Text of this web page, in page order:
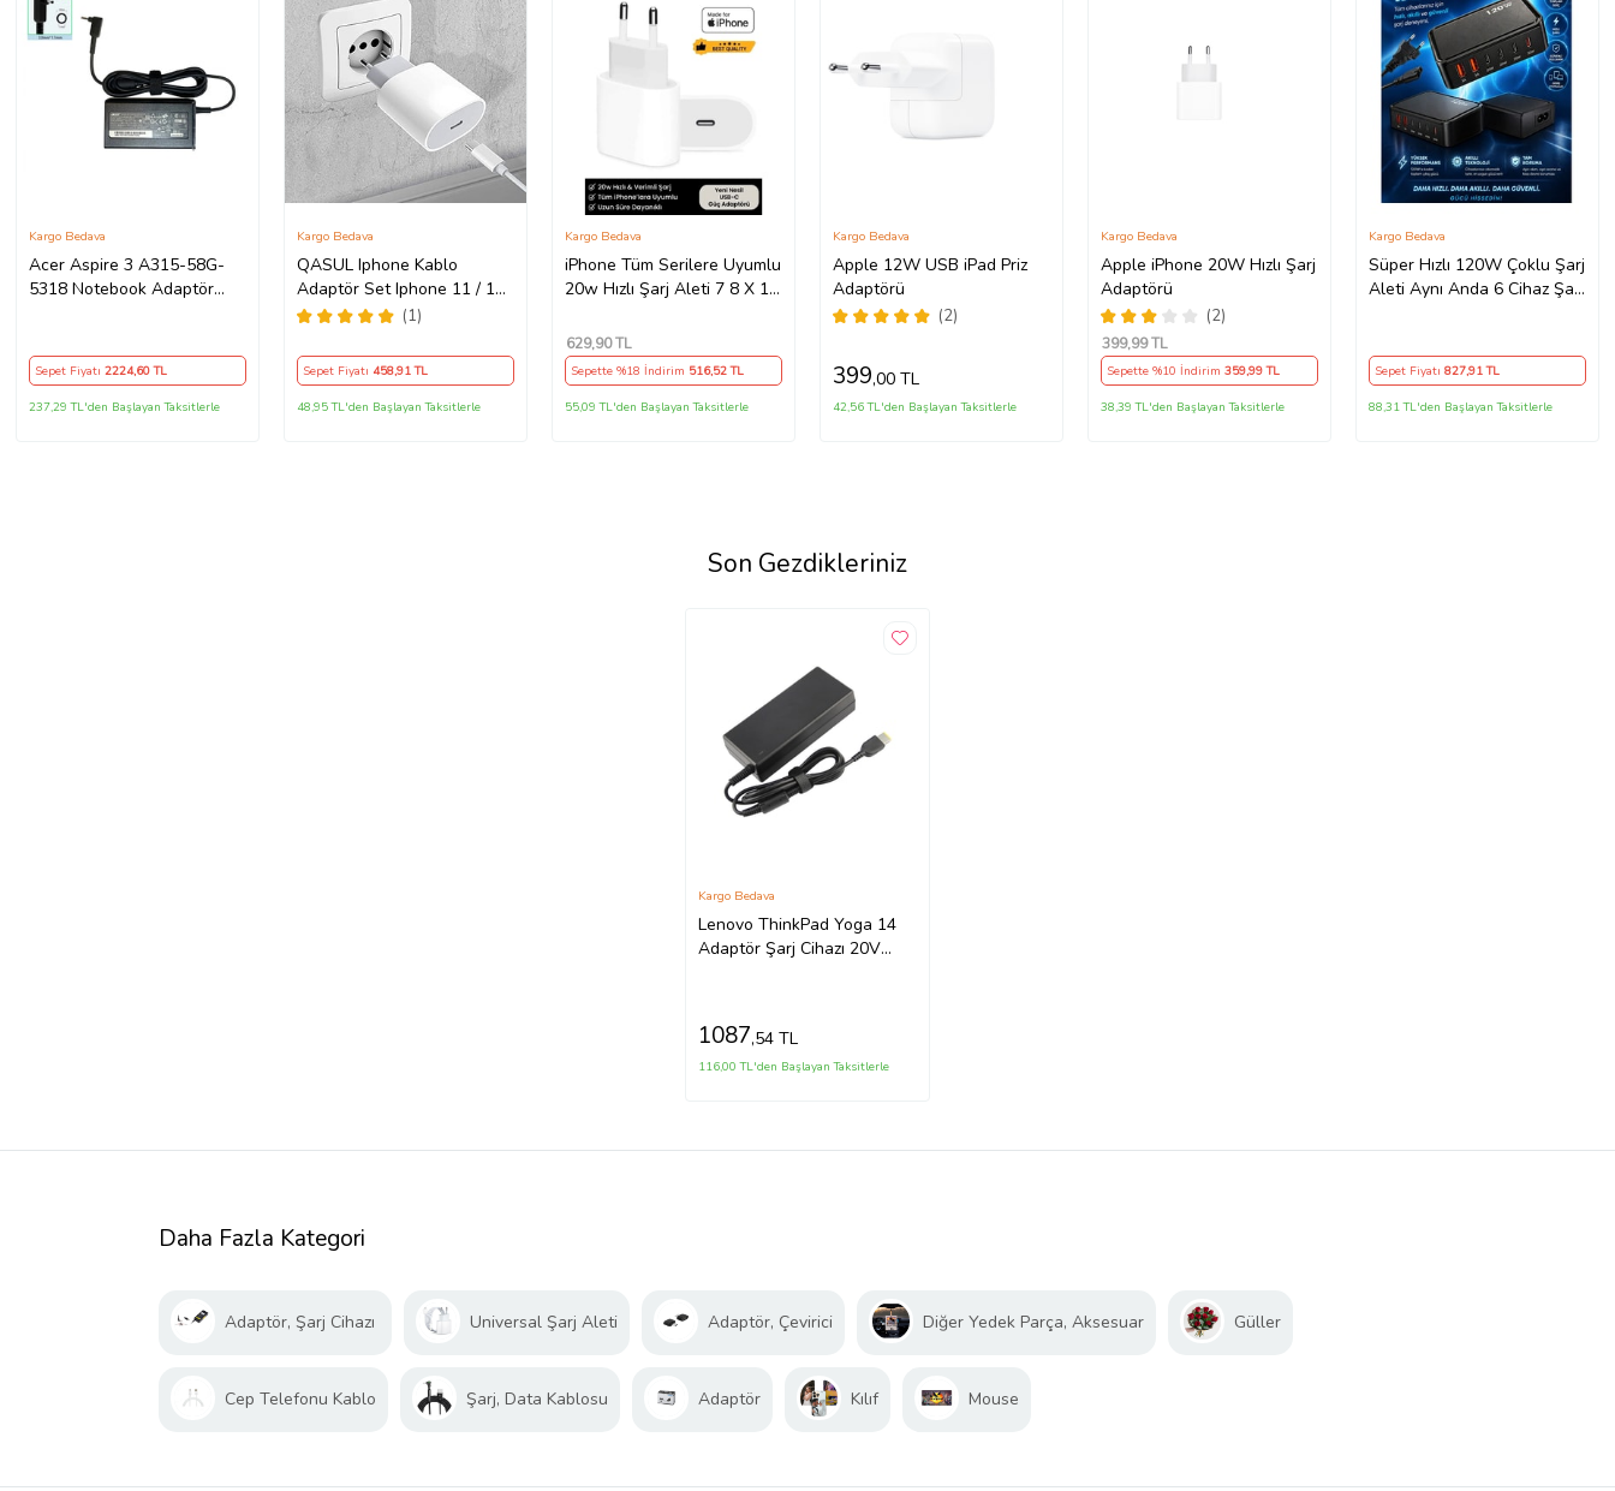
Acer Aspire 3 A315-58G-
5318 Notebook Adaptör
Kargo Bedava
Sepet Fiyatı 2224,60 TL
237,29 TL'den Başlayan Taksitlerle
QASUL Iphone Kablo
Adaptör Set Iphone 11 / 12 /
13 / Pro / Pro Max Uyumlu
(1)
Kargo Bedava
Sepet Fiyatı 458,91 TL
48,95 TL'den Başlayan Taksitlerle
iPhone Tüm Serilere Uyumlu
20w Hızlı Şarj Aleti 7 8 X 11
Girişli Adaptör
Kargo Bedava
629,90 TL
Sepette %18 İndirim 516,52 TL
55,09 TL'den Başlayan Taksitlerle
Apple 12W USB iPad Priz
Adaptörü
(2)
Kargo Bedava
399,00 TL
42,56 TL'den Başlayan Taksitlerle
Apple iPhone 20W Hızlı Şarj
Adaptörü
(2)
Kargo Bedava
399,99 TL
Sepette %10 İndirim359,99 TL
38,39 TL'den Başlayan Taksitlerle
Süper Hızlı 120W Çoklu Şarj
Aleti Aynı Anda 6 Cihaz Şarj
Akıllı Şarj Cihazı
Kargo Bedava
Sepet Fiyatı827,91 TL
88,31 TL'den Başlayan Taksitlerle
Son Gezdikleriniz
Lenovo ThinkPad Yoga 14
Adaptör Şarj Cihazı 20V
Kargo Bedava
1087,54 TL
116,00 TL'den Başlayan Taksitlerle
Daha Fazla Kategori
Adaptör, Şarj Cihazı Universal Şarj Aleti Adaptör, Çevirici Diğer Yedek Parça, Aksesuar Güller
Cep Telefonu Kablo Şarj, Data Kablosu Adaptör Kılıf Mouse